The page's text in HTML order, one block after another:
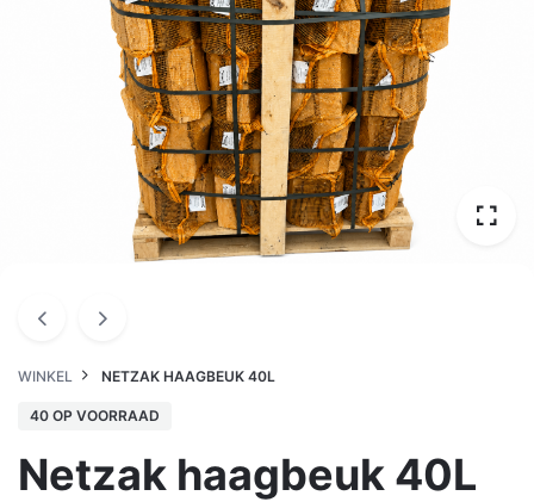
WINKEL NETZAK HAAGBEUK 40L
40 OP VOORRAAD
Netzak haagbeuk 40L